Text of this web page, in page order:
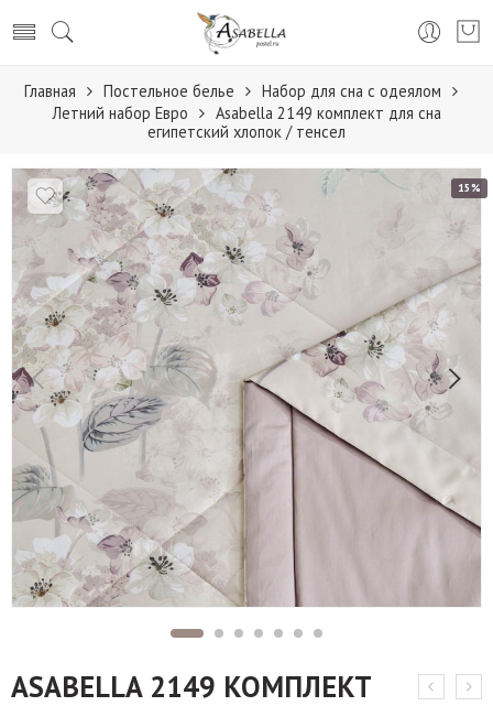
Главная Постельное белье
Набор для сна с одеялом
Летний набор Евро
Asabella 2149 комплект для сна
египетский хлопок / тенсел
15%
ASABELLA 2149 КОМПЛЕКТ